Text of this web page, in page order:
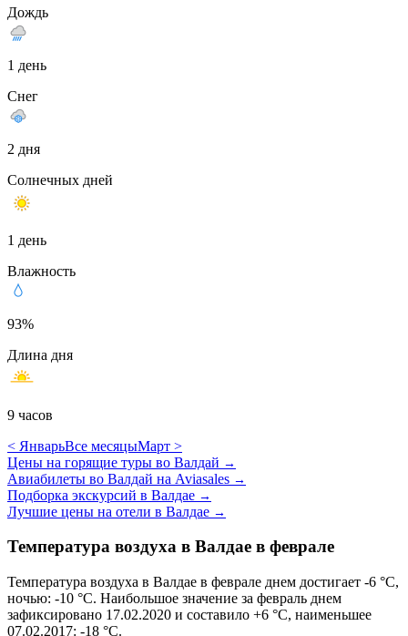
Дождь
1 день
Снег
2 дня
Солнечных дней
1 день
Влажность
93%
Длина дня
9 часов
< ЯнварьВсе месяцыМарт >
Цены на горящие туры во Валдай →
Авиабилеты во Валдай на Aviasales →
Подборка экскурсий в Валдае →
Лучшие цены на отели в Валдае →
Температура воздуха в Валдае в феврале
Температура воздуха в Валдае в феврале днем достигает -6 °C,
ночью: -10 °C. Наибольшое значение за февраль днем
зафиксировано 17.02.2020 и составило +6 °C, наименьшее
07.02.2017: -18 °C.